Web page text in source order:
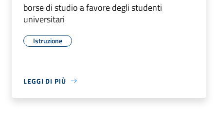
borse di studio a favore degli studenti
universitari
Istruzione
LEGGI DI PIÙ